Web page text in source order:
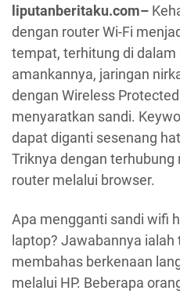
liputanberitaku.com–
dengan router Wi-Fi
tempat, terhitung di dalam
amankannya, jaringan
dengan Wireless
menyaratkan sandi.
dapat diganti sesenang
Triknya dengan
router melalui browser.
Apa mengganti sandi wifi
laptop? Jawabannya ialah
membahas berkenaan
melalui HP. Beberapa